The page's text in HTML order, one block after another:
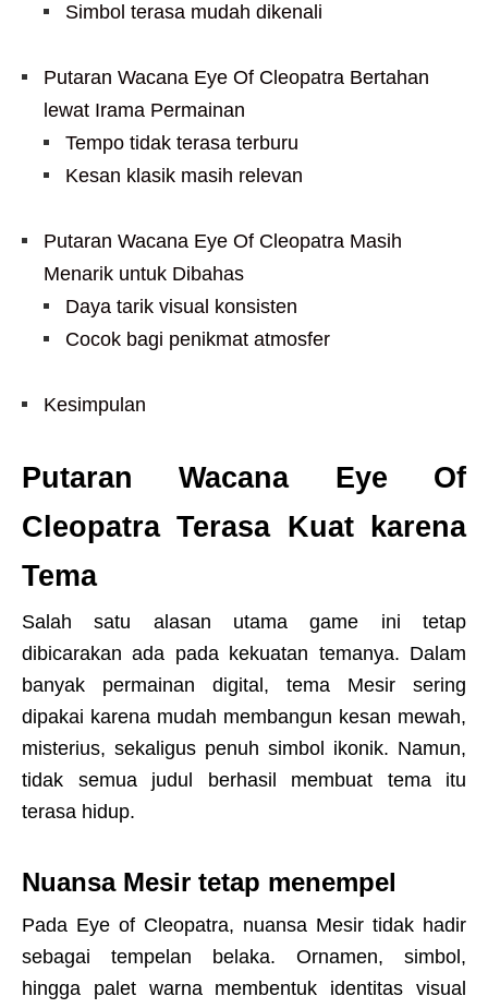
Simbol terasa mudah dikenali
Putaran Wacana Eye Of Cleopatra Bertahan
lewat Irama Permainan
Tempo tidak terasa terburu
Kesan klasik masih relevan
Putaran Wacana Eye Of Cleopatra Masih
Menarik untuk Dibahas
Daya tarik visual konsisten
Cocok bagi penikmat atmosfer
Kesimpulan
Putaran Wacana Eye Of
Cleopatra Terasa Kuat karena
Tema
Salah satu alasan utama game ini tetap
dibicarakan ada pada kekuatan temanya. Dalam
banyak permainan digital, tema Mesir sering
dipakai karena mudah membangun kesan mewah,
misterius, sekaligus penuh simbol ikonik. Namun,
tidak semua judul berhasil membuat tema itu
terasa hidup.
Nuansa Mesir tetap menempel
Pada Eye of Cleopatra, nuansa Mesir tidak hadir
sebagai tempelan belaka. Ornamen, simbol,
hingga palet warna membentuk identitas visual